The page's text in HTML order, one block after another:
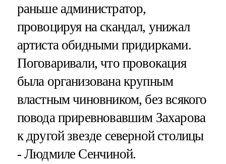
раньше администратор,
провоцируя на скандал, унижал
артиста обидными придирками.
Поговаривали, что провокация
была организована крупным
властным чиновником, без всякого
повода приревновавшим Захарова
к другой звезде северной столицы
- Людмиле Сенчиной.